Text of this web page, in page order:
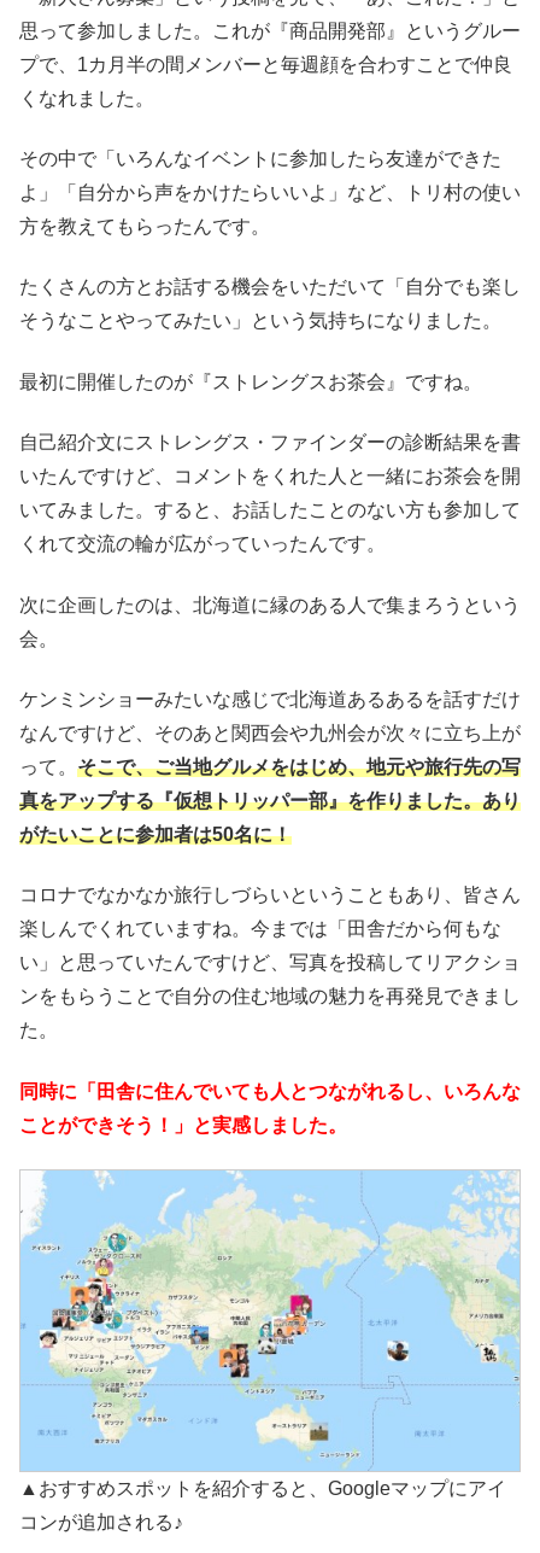
思って参加しました。これが『商品開発部』というグルー
プで、1カ月半の間メンバーと毎週顔を合わすことで仲良
くなれました。
その中で「いろんなイベントに参加したら友達ができた
よ」「自分から声をかけたらいいよ」など、トリ村の使い
方を教えてもらったんです。
たくさんの方とお話する機会をいただいて「自分でも楽し
そうなことやってみたい」という気持ちになりました。
最初に開催したのが『ストレングスお茶会』ですね。
自己紹介文にストレングス・ファインダーの診断結果を書
いたんですけど、コメントをくれた人と一緒にお茶会を開
いてみました。すると、お話したことのない方も参加して
くれて交流の輪が広がっていったんです。
次に企画したのは、北海道に縁のある人で集まろうという
会。
ケンミンショーみたいな感じで北海道あるあるを話すだけ
なんですけど、そのあと関西会や九州会が次々に立ち上が
って。 そこで、ご当地グルメをはじめ、地元や旅行先の写
真をアップする『仮想トリッパー部』を作りました。あり
がたいことに参加者は50名に！
コロナでなかなか旅行しづらいということもあり、皆さん
楽しんでくれていますね。今までは「田舎だから何もな
い」と思っていたんですけど、写真を投稿してリアクショ
ンをもらうことで自分の住む地域の魅力を再発見できまし
た。
同時に「田舎に住んでいても人とつながれるし、いろんな
ことができそう！」と実感しました。
▲おすすめスポットを紹介すると、Googleマップにアイ
コンが追加される♪